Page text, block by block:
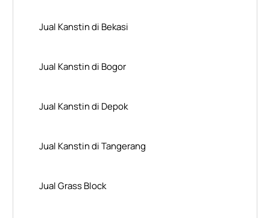
Jual Kanstin di Bekasi
Jual Kanstin di Bogor
Jual Kanstin di Depok
Jual Kanstin di Tangerang
Jual Grass Block